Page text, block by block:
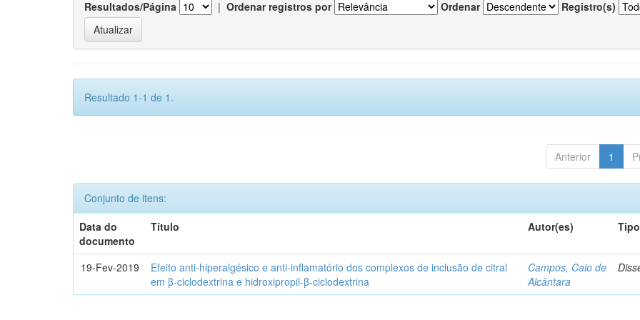
Resultados/Página | Ordenar registros por Ordenar Registro(s)
Resultado 1-1 de 1.
Anterior 1
Conjunto de itens:
Data do
documento
Título Autor(es) Tipo
19-Fev-2019
Efeito anti-hiperalgésico e anti-inflamatório dos complexos de inclusão de citral
em β-ciclodextrina e hidroxipropil-β-ciclodextrina
Campos, Caio de
Alcântara